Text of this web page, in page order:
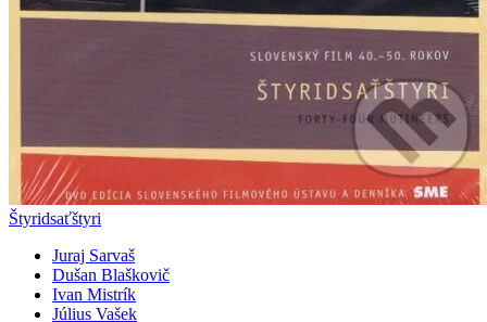
Štyridsaťštyri
Juraj Sarvaš
Dušan Blaškovič
Ivan Mistrík
Július Vašek